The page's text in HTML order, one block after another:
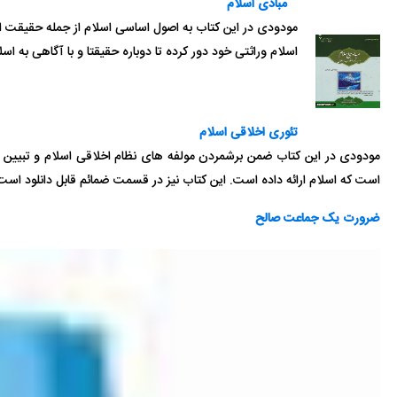
مبادی اسلام
مودودی در این کتاب به اصول اساسی اسلام از جمله حقیقت
اسلام وراثتی خود دور کرده تا دوباره حقیقتا و با آگاهی به
تئوری اخلاقی اسلام
مودودی در این کتاب ضمن برشمردن مولفه های نظام اخلاقی اسلام و
است که اسلام ارائه داده است. این کتاب نیز در قسمت ضمائم قابل دانلود
ضرورت یک جماعت صالح